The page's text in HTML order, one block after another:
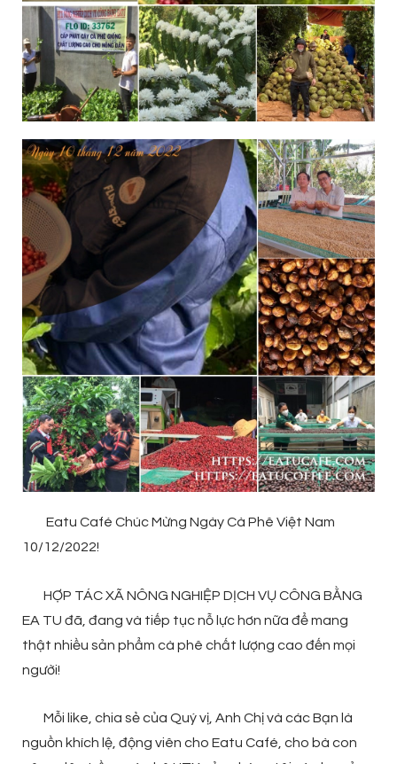
Eatu Café Chúc Mừng Ngày Cà Phê Việt Nam
10/12/2022!
HỢP TÁC XÃ NÔNG NGHIỆP DỊCH VỤ CÔNG BẰNG
EA TU đã, đang và tiếp tục nỗ lực hơn nữa để mang
thật nhiều sản phẩm cà phê chất lượng cao đến mọi
người!
Mỗi like, chia sẻ của Quý vị, Anh Chị và các Bạn là
nguồn khích lệ, động viên cho Eatu Café, cho bà con